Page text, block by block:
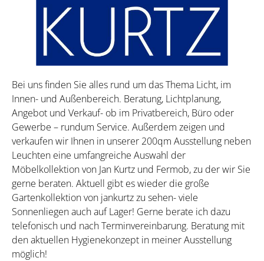
Bei uns finden Sie alles rund um das Thema Licht, im
Innen- und Außenbereich. Beratung, Lichtplanung,
Angebot und Verkauf- ob im Privatbereich, Büro oder
Gewerbe – rundum Service. Außerdem zeigen und
verkaufen wir Ihnen in unserer 200qm Ausstellung neben
Leuchten eine umfangreiche Auswahl der
Möbelkollektion von Jan Kurtz und Fermob, zu der wir Sie
gerne beraten. Aktuell gibt es wieder die große
Gartenkollektion von jankurtz zu sehen- viele
Sonnenliegen auch auf Lager! Gerne berate ich dazu
telefonisch und nach Terminvereinbarung. Beratung mit
den aktuellen Hygienekonzept in meiner Ausstellung
möglich!